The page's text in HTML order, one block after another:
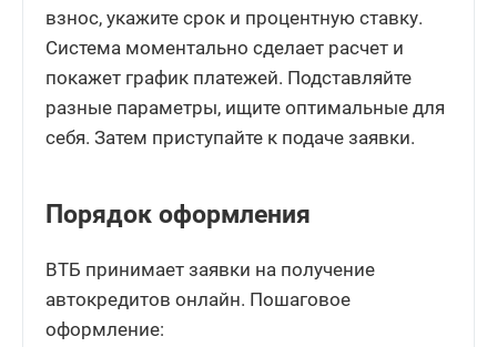
взнос, укажите срок и процентную ставку.
Система моментально сделает расчет и
покажет график платежей. Подставляйте
разные параметры, ищите оптимальные для
себя. Затем приступайте к подаче заявки.
Порядок оформления
ВТБ принимает заявки на получение
автокредитов онлайн. Пошаговое
оформление: